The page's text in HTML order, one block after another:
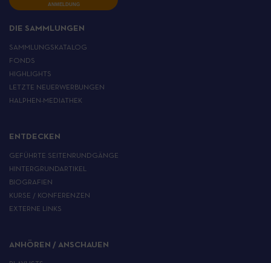
ANMELDUNG
DIE SAMMLUNGEN
SAMMLUNGSKATALOG
FONDS
HIGHLIGHTS
LETZTE NEUERWERBUNGEN
HALPHEN-MEDIATHEK
ENTDECKEN
GEFÜHRTE SEITENRUNDGÄNGE
HINTERGRUNDARTIKEL
BIOGRAFIEN
KURSE / KONFERENZEN
EXTERNE LINKS
ANHÖREN / ANSCHAUEN